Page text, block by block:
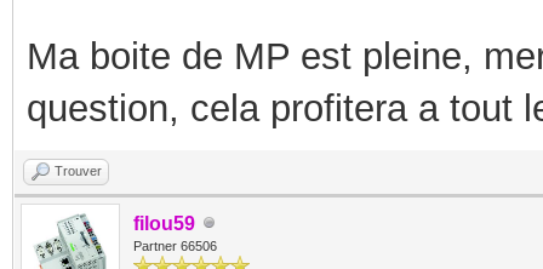
Ma boite de MP est pleine,
question, cela profitera a tout
Trouver
filou59
Partner 66506